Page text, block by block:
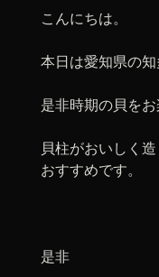
こんにちは。
本日は愛知県の
是非時期の貝をお
貝柱がおいし
おすすめです。
是非